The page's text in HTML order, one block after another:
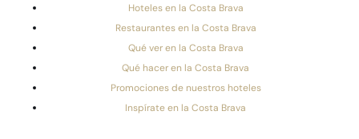
Hoteles en la Costa Brava
Restaurantes en la Costa Brava
Qué ver en la Costa Brava
Qué hacer en la Costa Brava
Promociones de nuestros hoteles
Inspírate en la Costa Brava